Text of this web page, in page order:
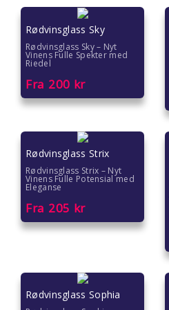
Hvordan pakke inn gave
Rødvinsglass Sky
Rødvinsglass Sky – Nyt
Vinens Fulle Spekter med
Riedel
Fra 200 kr
Rødvinsglass Strix
Rødvinsglass Strix – Nyt
Vinens Fulle Potensial med
Eleganse
Fra 205 kr
Rødvinsglass Sophia